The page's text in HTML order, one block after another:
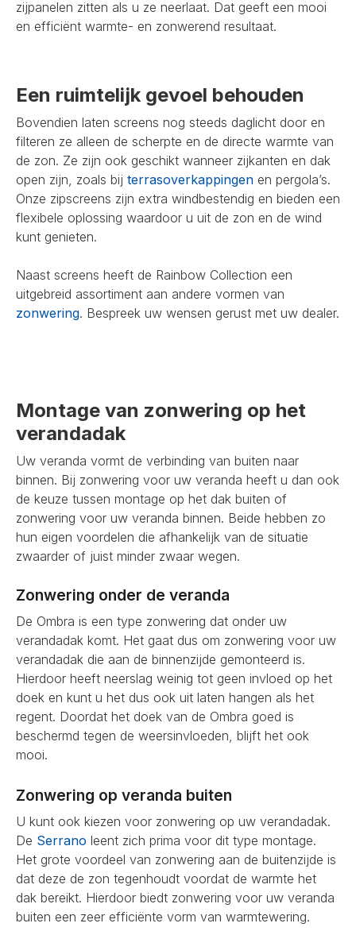
zijpanelen zitten als u ze neerlaat. Dat geeft een mooi
en efficiënt warmte- en zonwerend resultaat.
Een ruimtelijk gevoel behouden
Bovendien laten screens nog steeds daglicht door en
filteren ze alleen de scherpte en de directe warmte van
de zon. Ze zijn ook geschikt wanneer zijkanten en dak
open zijn, zoals bij terrasoverkappingen en pergola’s.
Onze zipscreens zijn extra windbestendig en bieden een
flexibele oplossing waardoor u uit de zon en de wind
kunt genieten.
Naast screens heeft de Rainbow Collection een
uitgebreid assortiment aan andere vormen van
zonwering. Bespreek uw wensen gerust met uw dealer.
Montage van zonwering op het
verandadak
Uw veranda vormt de verbinding van buiten naar
binnen. Bij zonwering voor uw veranda heeft u dan ook
de keuze tussen montage op het dak buiten of
zonwering voor uw veranda binnen. Beide hebben zo
hun eigen voordelen die afhankelijk van de situatie
zwaarder of juist minder zwaar wegen.
Zonwering onder de veranda
De Ombra is een type zonwering dat onder uw
verandadak komt. Het gaat dus om zonwering voor uw
verandadak die aan de binnenzijde gemonteerd is.
Hierdoor heeft neerslag weinig tot geen invloed op het
doek en kunt u het dus ook uit laten hangen als het
regent. Doordat het doek van de Ombra goed is
beschermd tegen de weersinvloeden, blijft het ook
mooi.
Zonwering op veranda buiten
U kunt ook kiezen voor zonwering op uw verandadak.
De Serrano leent zich prima voor dit type montage.
Het grote voordeel van zonwering aan de buitenzijde is
dat deze de zon tegenhoudt voordat de warmte het
dak bereikt. Hierdoor biedt zonwering voor uw veranda
buiten een zeer efficiënte vorm van warmtewering.